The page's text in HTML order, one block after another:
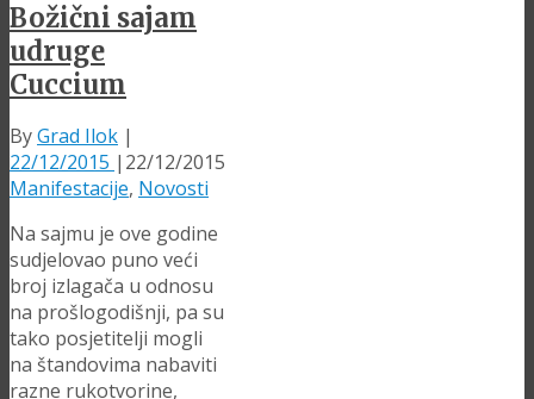
Božični sajam
udruge
Cuccium
ByGrad Ilok |
22/12/2015 | 22/12/2015
Manifestacije, Novosti
Na sajmu je ove godine
sudjelovao puno veći
broj izlagača u odnosu
na prošlogodišnji, pa su
tako posjetitelji mogli
na štandovima nabaviti
razne rukotvorine,